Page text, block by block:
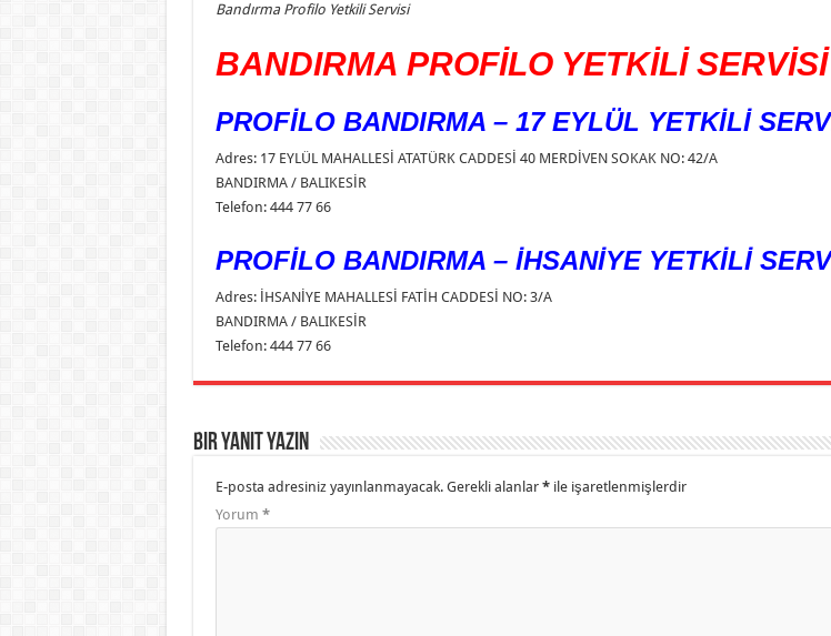
Bandırma Profilo Yetkili Servisi
BANDIRMA PROFİLO YETKİLİ SERVİSİ
PROFİLO BANDIRMA – 17 EYLÜL YETKİLİ
Adres: 17 EYLÜL MAHALLESİ ATATÜRK CADDESİ 40 MERDİVEN SOKAK NO: 42/A
BANDIRMA / BALIKESİR
Telefon: 444 77 66
PROFİLO BANDIRMA – İHSANİYE YETKİLİ
Adres: İHSANİYE MAHALLESİ FATİH CADDESİ NO: 3/A
BANDIRMA / BALIKESİR
Telefon: 444 77 66
Bir yanıt yazın
E-posta adresiniz yayınlanmayacak. Gerekli alanlar *ile işaretlenmişlerdir
Yorum *